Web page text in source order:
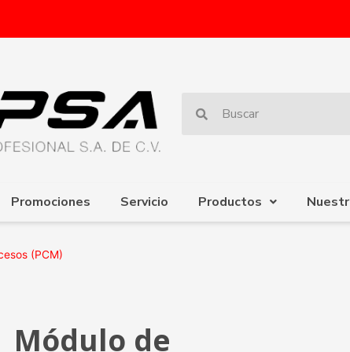
Promociones Servicio Productos
(PCM)
Módulo de